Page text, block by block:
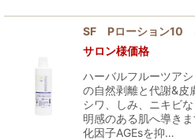
SF Pローション10
サロン様価格
ハーバルフルーツア
の自然剥離と代謝&皮
シワ、しみ、ニキビ
明感のある肌へ導き
化因子AGEsを抑…